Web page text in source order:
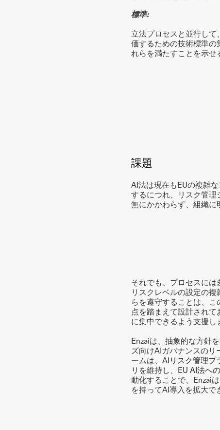
標準:
立法プロセスと並行し
価するための技術標準の
れらを満たすことを示せ
課題
AI法は現在もEUの複雑
するにつれ、リスク管
無にかかわらず、組織に
それでも、プロセスには
リスクレベルの設定の
らを遵守することは、
点を踏まえて設計され
に集中できるよう支援し
Enzaiは、抽象的な方針
ズ向けAIガバナンスの
ームは、 AIリスク管理プ
リ を維持し、 EU AI法へ
動化することで、Enzai
を持ってAI導入を拡大で